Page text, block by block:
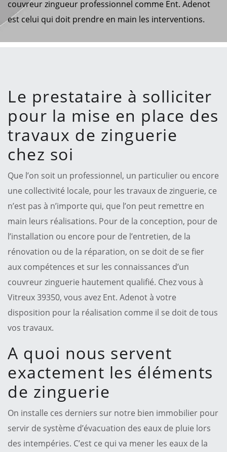
couvreur zingueur professionnel comme Ent. Adenot
est celui qui doit prendre en main les interventions.
Le prestataire à solliciter
pour la mise en place des
travaux de zinguerie
chez soi
Que l’on soit un professionnel, un particulier ou encore
une collectivité locale, pour les travaux de zinguerie, ce
n’est pas à n’importe qui, que l’on peut remettre en
main leurs réalisations. Pour de la conception, pour de
l’installation ou encore pour de l’entretien, de la
rénovation ou de la réparation, on se doit de se fier
aux compétences et sur les connaissances d’un
couvreur zinguerie hautement qualifié. Chez vous à
Vitreux 39350, vous avez Ent. Adenot à votre
disposition pour la réalisation comme il se doit de tous
vos travaux.
A quoi nous servent
exactement les éléments
de zinguerie
On installe ces derniers sur notre bien immobilier pour
servir de système d’évacuation des eaux de pluie lors
des intempéries. C’est ce qui va mener les eaux de la